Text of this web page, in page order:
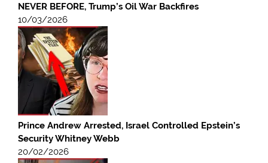
NEVER BEFORE, Trump’s Oil War Backfires
10/03/2026
Prince Andrew Arrested, Israel Controlled Epstein’s
Security Whitney Webb
20/02/2026